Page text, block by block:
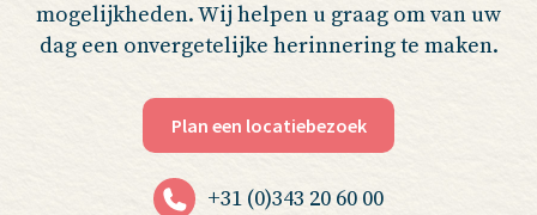
mogelijkheden. Wij helpen u graag om van uw
dag een onvergetelijke herinnering te maken.
Plan een locatiebezoek
+31 (0)343 20 60 00